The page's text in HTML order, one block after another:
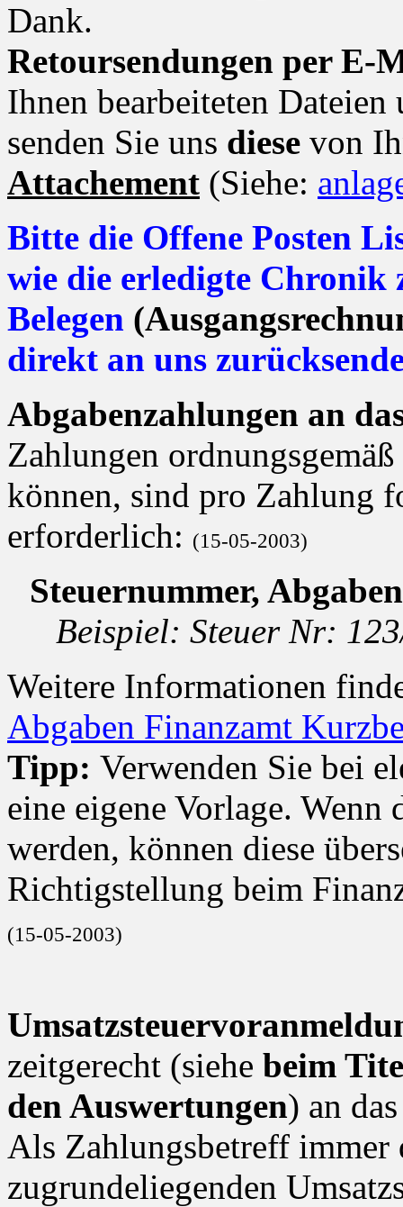
Dank.
Retoursendungen per E-
Ihnen bearbeiteten Dateien
senden Sie uns diese von
Attachement (Siehe:
Bitte die Offene Posten
wie die erledigte Chronik
Belegen
direkt an uns
Abgabenzahlungen an
Zahlungen
können, sind pro Zahlung
erforderlich: (15-05-2003)
Steuernummer,
Beispiel: Steuer Nr:
Weitere Informationen
Abgaben Finanzamt
Tipp: Verwenden Sie bei
eine eigene Vorlage.
werden, können diese
Richtigstellung beim
(15-05-2003)
zeitgerecht (siehe beim
den Auswertungen) an
Als Zahlungsbetreff immer
zugrundeliegenden